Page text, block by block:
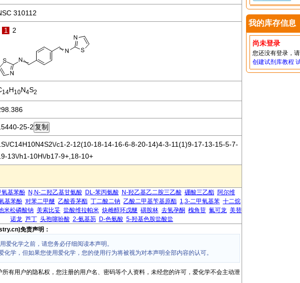
310112
1 2
14H10N4S2
25-2
C14H10N4S2\/c1-2-12(10-18-14-16-6-8-20-14)4-3-11(1)9-17-13-15-5-7-
13\/h1-10H\/b17-9+,18-10+
氧基苯酚 N,N-二羟乙基甘氨酸 DL-苯丙氨酸 N-羟乙基乙二胺三乙酸 硼酸三乙酯 阿尔维
基苯酚 对苯二甲醚 乙酸香茅酯 丁二酸二钠 乙酸二甲基苄基原酯 1,3-二甲氧基苯 十二烷
米松磷酸钠 美索比妥 盐酸维拉帕米 炔雌醇环戊醚 磺胺林 去氢孕酮 槐角苷 氟可龙 美替
诺龙 芦丁 头孢噻吩酸 2-氨基芴 D-色氨酸 5-羟基色胺盐酸盐
免责声明：
爱化学之前，请您务必仔细阅读本声明。
化学，但如果您使用爱化学，您的使用行为将被视为对本声明全部内容的认可。
所有用户的隐私权，您注册的用户名、密码等个人资料，未经您的许可，爱化学不会主动泄
我的库存信息
尚未登录
您还没有登录，
创建试剂库教程